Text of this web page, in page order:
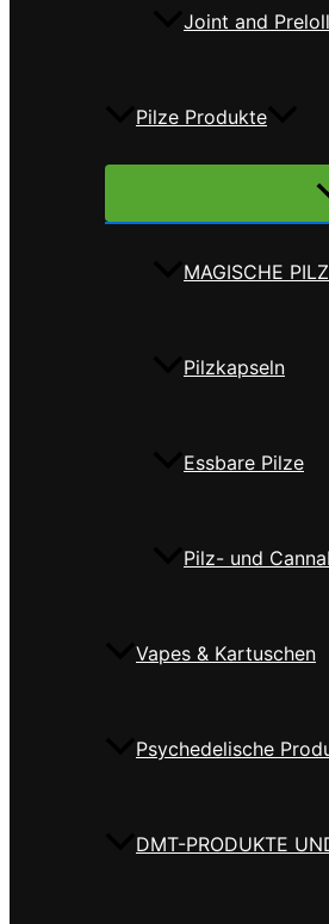
Joint and
Pilze Produkte
MAGISCHE
Pilzkapseln
Essbare Pilze
Pilz- und
Vapes & Kartuschen
Psychedelische
DMT-PRODUKTE